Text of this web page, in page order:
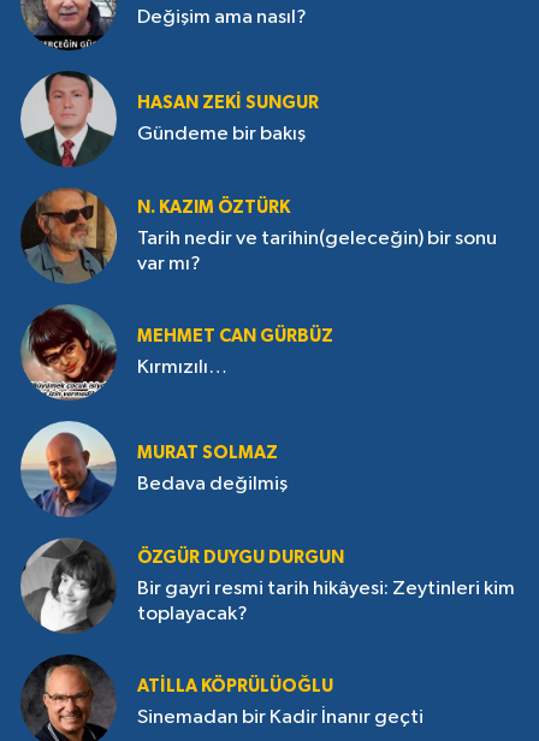
Değişim ama nasıl?
HASAN ZEKI SUNGUR
Gündeme bir bakış
N. KAZIM ÖZTÜRK
Tarih nedir ve tarihin(geleceğin) bir sonu
var mı?
MEHMET CAN GÜRBÜZ
Kırmızılı…
MURAT SOLMAZ
Bedava değilmiş
ÖZGÜR DUYGU DURGUN
Bir gayri resmi tarih hikâyesi: Zeytinleri kim
toplayacak?
ATILLA KÖPRÜLÜOĞLU
Sinemadan bir Kadir İnanır geçti